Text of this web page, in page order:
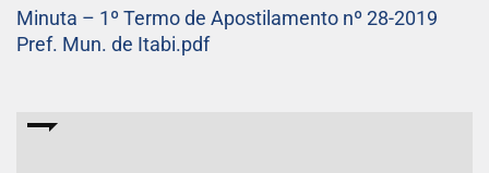
Minuta – 1º Termo de Apostilamento nº 28-2019
Pref. Mun. de Itabi.pdf